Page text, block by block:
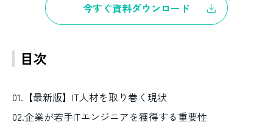
今すぐ資料ダウンロード
目次
01.【最新版】IT人材を取り巻く現状
02.企業が若手ITエンジニアを獲得する重要性